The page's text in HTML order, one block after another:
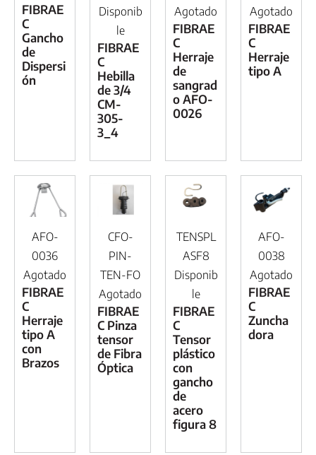
FIBRAE
C
Gancho
de
Dispersi
ón
Disponib
le
FIBRAE
C
Hebilla
de 3/4
CM-
305-
3_4
Agotado
FIBRAE
C
Herraje
de
sangrad
o AFO-
0026
Agotado
FIBRAE
C
Herraje
tipo A
AFO-
0036
Agotado
FIBRAE
C
Herraje
tipo A
con
Brazos
CFO-
PIN-
TEN-FO
Agotado
FIBRAE
C Pinza
tensor
de Fibra
Óptica
TENSPL
ASF8
Disponib
le
FIBRAE
C
Tensor
plástico
con
gancho
de
acero
figura 8
AFO-
0038
Agotado
FIBRAE
C
Zuncha
dora